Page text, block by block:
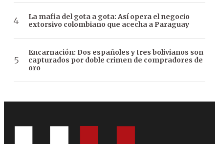
La mafia del gota a gota: Así opera el negocio
extorsivo colombiano que acecha a Paraguay
Encarnación: Dos españoles y tres bolivianos son
capturados por doble crimen de compradores de
oro